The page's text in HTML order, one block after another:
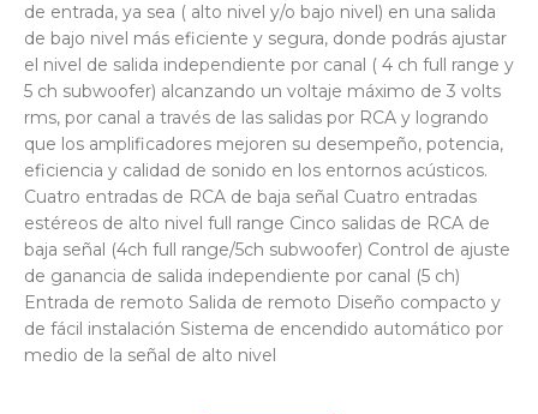
de entrada, ya sea ( alto nivel y/o bajo nivel) en una salida
de bajo nivel más eficiente y segura, donde podrás ajustar
el nivel de salida independiente por canal ( 4 ch full range y
5 ch subwoofer) alcanzando un voltaje máximo de 3 volts
rms, por canal a través de las salidas por RCA y logrando
que los amplificadores mejoren su desempeño, potencia,
eficiencia y calidad de sonido en los entornos acústicos.
Cuatro entradas de RCA de baja señal Cuatro entradas
estéreos de alto nivel full range Cinco salidas de RCA de
baja señal (4ch full range/5ch subwoofer) Control de ajuste
de ganancia de salida independiente por canal (5 ch)
Entrada de remoto Salida de remoto Diseño compacto y
de fácil instalación Sistema de encendido automático por
medio de la señal de alto nivel